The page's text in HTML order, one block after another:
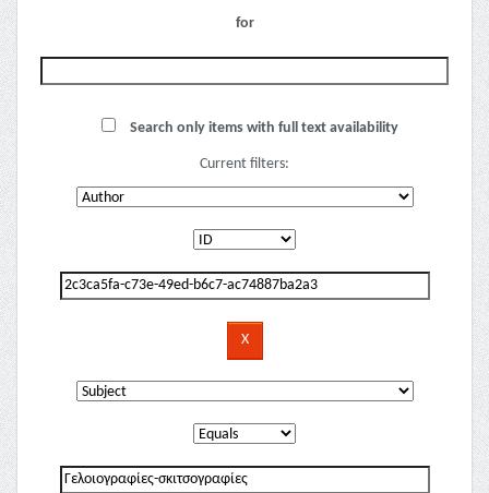
for
Search only items with full text availability
Current filters: